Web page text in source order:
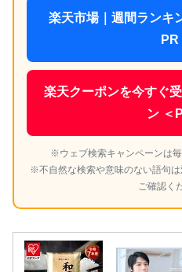
楽天市場｜週間ランキ
PR
楽天クーポンを今すぐ
ン ＜
※ウェブ検索キャンペーンは
※不自然な検索や意味のない語句
ご確認く